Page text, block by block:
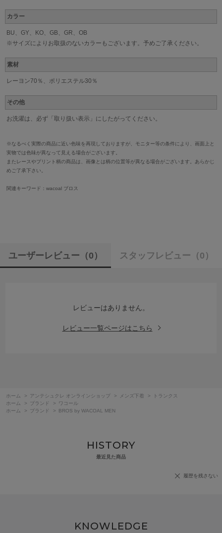
カラー
BU、GY、KO、GB、GR、OB
※サイズによりお取扱のないカラーもございます。予めご了承ください。
素材
レーヨン70％、ポリエステル30％
その他
お洗濯は、必ず「取り扱い表示」にしたがってください。
※なるべく実際の商品に近い色味を再現しておりますが、モニター等の条件により、画面上と
実物では色味が異なって見える場合がございます。
またレースやプリント柄の商品は、画像とは柄の位置等が異なる場合がございます。あらかじ
めご了承下さい。
関連キーワード：wacoal ブロス
ユーザーレビュー （0） スタッフレビュー （0）
レビューはありません。
レビュー一覧ページはこちら
ホーム > アンテシュクレ オンラインショップ > メンズ下着 >
トランクス
ホーム
> ブランド >
ワコール
ホーム
> ブランド > BROS by WACOAL MEN
HISTORY
最近見た商品
履歴を残さない
KNOWLEDGE